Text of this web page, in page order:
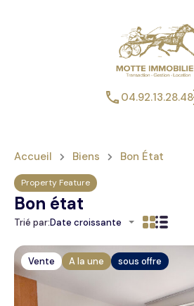
04.92.13.28.48
Accueil Biens Bon État
Property Feature
Bon état
Trié par:Date croissante
Vente A la une sous offre